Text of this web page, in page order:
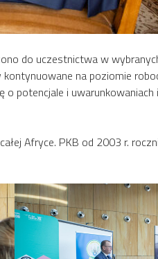
do uczestnictwa w
na poziomie
potencjale i
Afryce. PKB od 2003 r.